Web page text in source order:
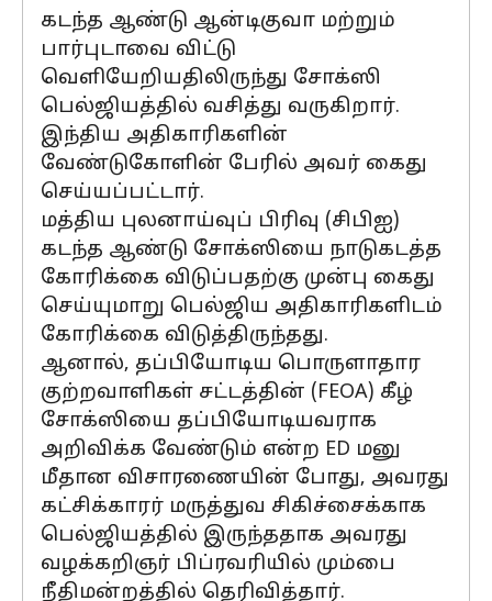
கடந்த ஆண்டு ஆன்டிகுவா மற்றும்
பார்புடாவை விட்டு
வெளியேறியதிலிருந்து சோக்ஸி
பெல்ஜியத்தில் வசித்து வருகிறார்.
இந்திய அதிகாரிகளின்
வேண்டுகோளின் பேரில் அவர் கைது
செய்யப்பட்டார்.
மத்திய புலனாய்வுப் பிரிவு (சிபிஐ)
கடந்த ஆண்டு சோக்ஸியை நாடுகடத்த
கோரிக்கை விடுப்பதற்கு முன்பு கைது
செய்யுமாறு பெல்ஜிய அதிகாரிகளிடம்
கோரிக்கை விடுத்திருந்தது.
ஆனால், தப்பியோடிய பொருளாதார
குற்றவாளிகள் சட்டத்தின் (FEOA) கீழ்
சோக்ஸியை தப்பியோடியவராக
அறிவிக்க வேண்டும் என்ற ED மனு
மீதான விசாரணையின் போது, ​​அவரது
கட்சிக்காரர் மருத்துவ சிகிச்சைக்காக
பெல்ஜியத்தில் இருந்ததாக அவரது
வழக்கறிஞர் பிப்ரவரியில் மும்பை
நீதிமன்றத்தில் தெரிவித்தார்.